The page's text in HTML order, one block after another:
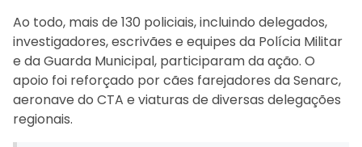
Ao todo, mais de 130 policiais, incluindo delegados,
investigadores, escrivães e equipes da Polícia Militar
e da Guarda Municipal, participaram da ação. O
apoio foi reforçado por cães farejadores da Senarc,
aeronave do CTA e viaturas de diversas delegações
regionais.